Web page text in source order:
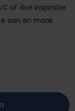
of doe inspiratie
aan en maak